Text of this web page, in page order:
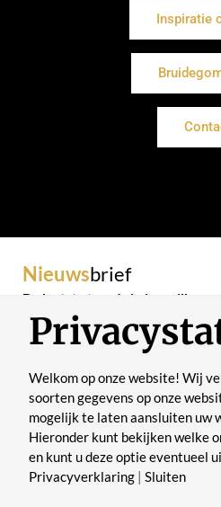
Inspiratie
Nieuwsbrief
De laatste trends in je mailbox
Welkom op onze website! Wij
soorten gegevens op onze
mogelijk te laten aansluiten uw
Hieronder kunt bekijken welke
en kunt u deze optie eventueel
Privacyverklaring
Sluiten